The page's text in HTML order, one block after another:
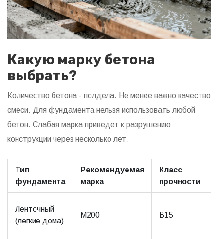
Какую марку бетона
выбрать?
Количество бетона - полдела. Не менее важно качество
смеси. Для фундамента нельзя использовать любой
бетон. Слабая марка приведет к разрушению
конструкции через несколько лет.
Тип
фундамента
Рекомендуемая
марка
Класс
прочности
Ленточный
(легкие дома)
M200 B15